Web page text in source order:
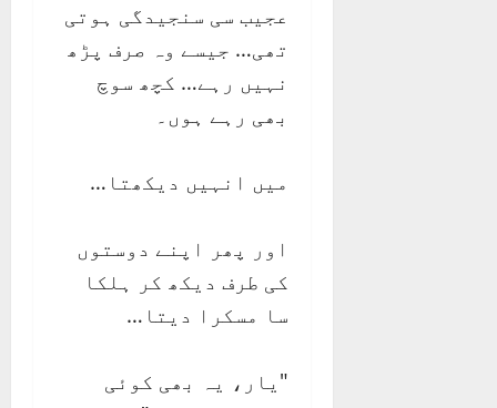
عجیب سی سنجیدگی ہوتی
تھی… جیسے وہ صرف پڑھ
نہیں رہے… کچھ سوچ
بھی رہے ہوں۔
میں انہیں دیکھتا…
اور پھر اپنے دوستوں
کی طرف دیکھ کر ہلکا
سا مسکرا دیتا…
"یار، یہ بھی کوئی